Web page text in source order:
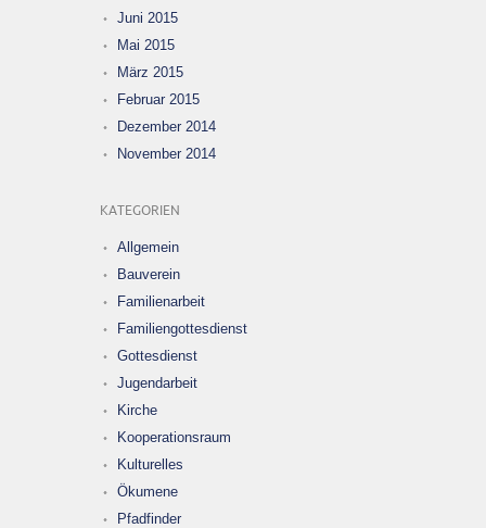
Juni 2015
Mai 2015
März 2015
Februar 2015
Dezember 2014
November 2014
KATEGORIEN
Allgemein
Bauverein
Familienarbeit
Familiengottesdienst
Gottesdienst
Jugendarbeit
Kirche
Kooperationsraum
Kulturelles
Ökumene
Pfadfinder